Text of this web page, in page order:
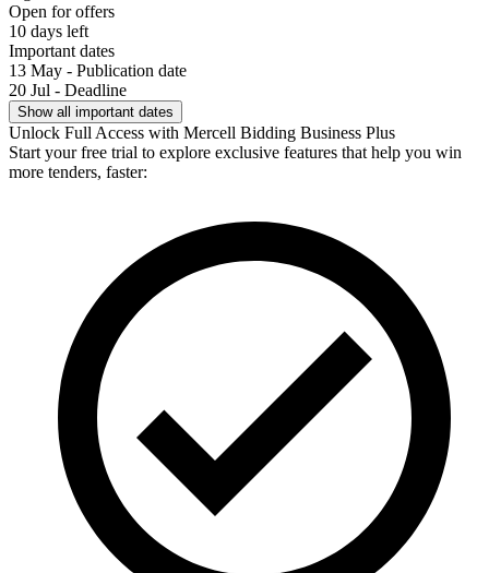
Open for offers
10 days left
Important dates
13 May - Publication date
20 Jul - Deadline
Show all important dates
Unlock Full Access with Mercell Bidding Business Plus
Start your free trial to explore exclusive features that help you win
more tenders, faster: